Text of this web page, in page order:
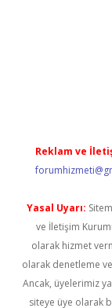
Reklam ve
Yasal Uyarı:
ve İletişim
olarak hizmet
olarak denetleme
Ancak, üyelerimiz
siteye üye olarak